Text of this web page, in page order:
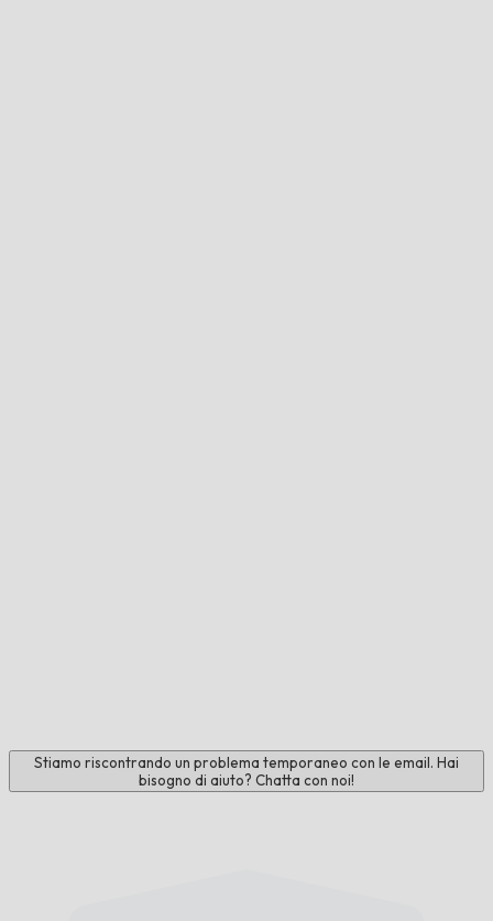
Stiamo riscontrando un problema temporaneo con le email. Hai
bisogno di aiuto? Chatta con noi!